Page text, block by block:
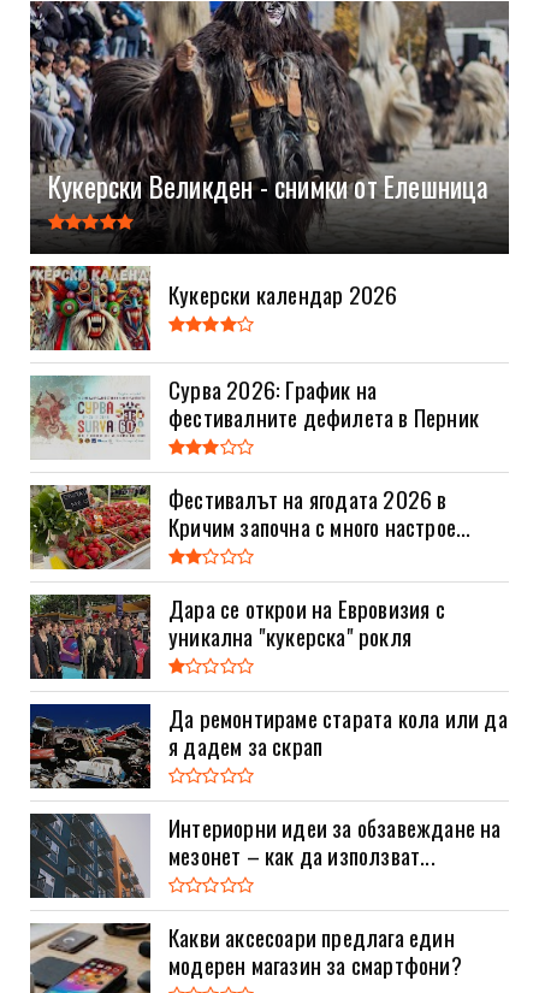
Кукерски Великден - снимки от Елешница
Кукерски календар 2026
Сурва 2026: График на
фестивалните дефилета в Перник
Фестивалът на ягодата 2026 в
Кричим започна с много настрое...
Дара се открои на Евровизия с
уникална "кукерска" рокля
Да ремонтираме старата кола или да
я дадем за скрап
Интериорни идеи за обзавеждане на
мезонет – как да използват...
Какви аксесоари предлага един
модерен магазин за смартфони?